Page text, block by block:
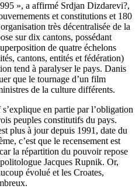
», a affirmé Srdjan Dizdarevi?,
et constitutions et 180
très décentralisée de la
sur dix cantons, possédant
de quatre échelons
cantons, entités et fédération)
tend à paralyser le pays. Danis
que le tournage d’un film
de la culture différents.
en partie par l’obligation
peuples constitutifs du pays.
plus à jour depuis 1991, date du
c’est que le recensement est
la répartition du pouvoir repose
Jacques Rupnik. Or,
évolué et les Croates,